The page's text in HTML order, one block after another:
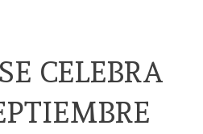
CELEBRA